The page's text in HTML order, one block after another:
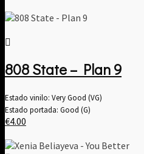
808 State – Plan 9
Estado vinilo: Very Good (VG)
Estado portada: Good (G)
€4.00